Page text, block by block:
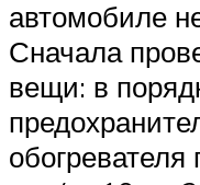
автомобиле
Сначала
вещи: в